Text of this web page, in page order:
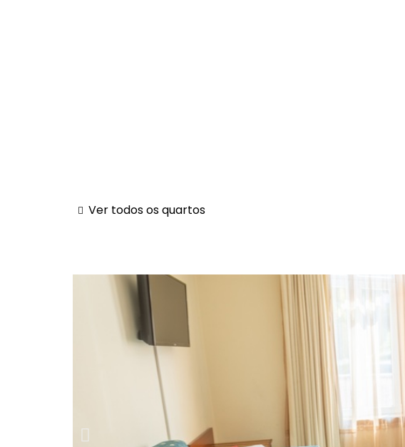
Ver todos os quartos